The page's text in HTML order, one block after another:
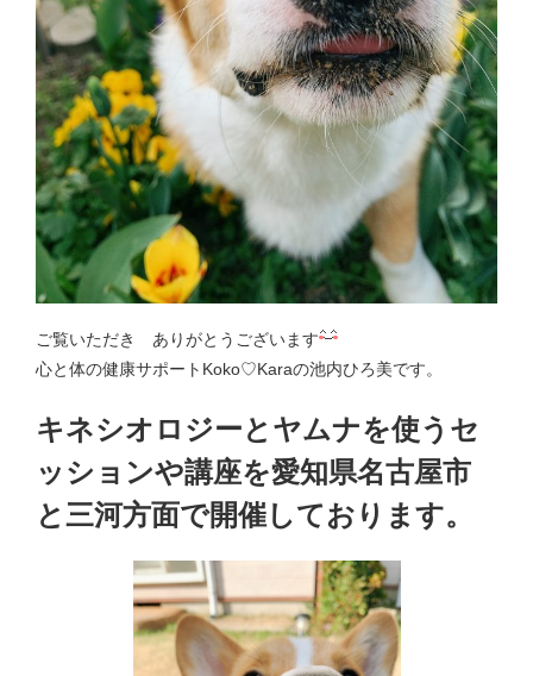
ご覧いただき ありがとうございます
心と体の健康サポートKoko♡Karaの池内ひろ美です。
キネシオロジーとヤムナを使うセ
ッションや講座を愛知県名古屋市
と三河方面で開催しております。